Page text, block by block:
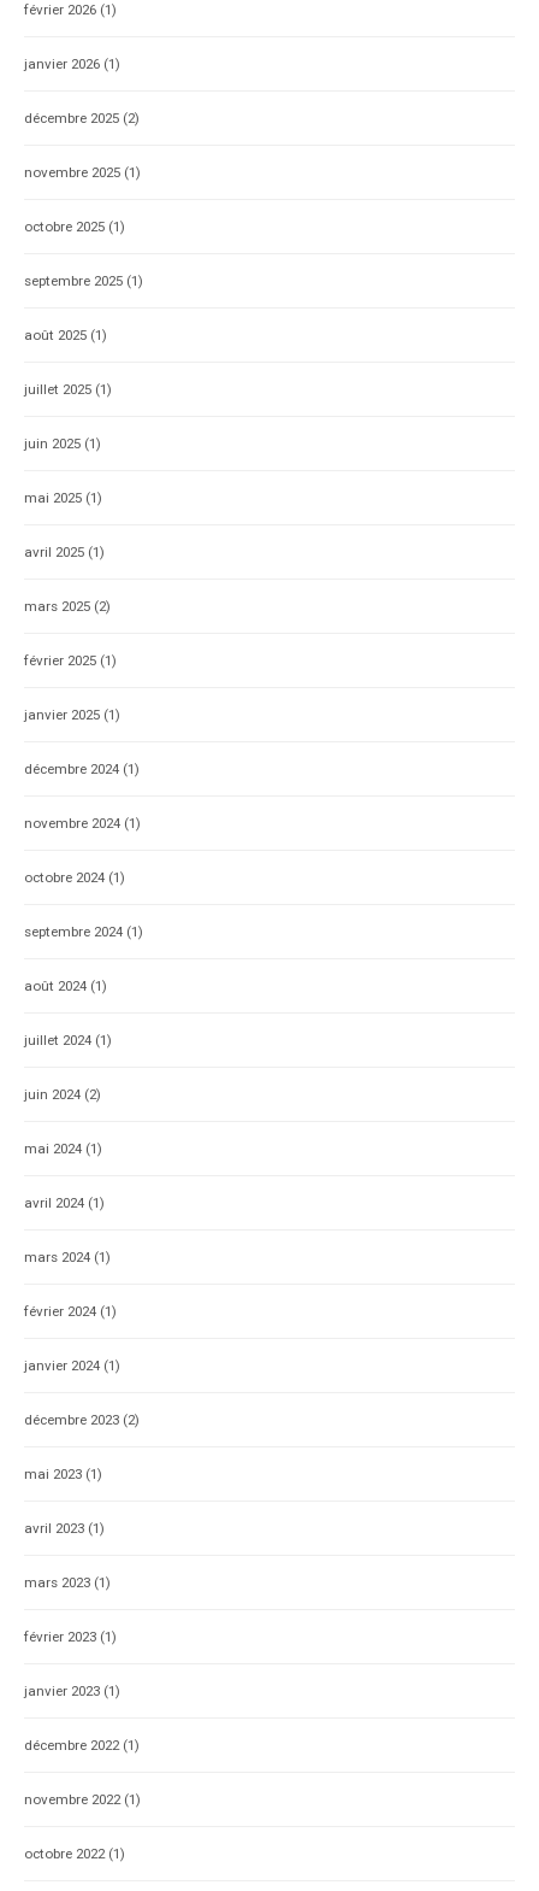
février 2026 (1)
janvier 2026 (1)
décembre 2025 (2)
novembre 2025 (1)
octobre 2025 (1)
septembre 2025 (1)
août 2025 (1)
juillet 2025 (1)
juin 2025 (1)
mai 2025 (1)
avril 2025 (1)
mars 2025 (2)
février 2025 (1)
janvier 2025 (1)
décembre 2024 (1)
novembre 2024 (1)
octobre 2024 (1)
septembre 2024 (1)
août 2024 (1)
juillet 2024 (1)
juin 2024 (2)
mai 2024 (1)
avril 2024 (1)
mars 2024 (1)
février 2024 (1)
janvier 2024 (1)
décembre 2023 (2)
mai 2023 (1)
avril 2023 (1)
mars 2023 (1)
février 2023 (1)
janvier 2023 (1)
décembre 2022(1)
novembre 2022(1)
octobre 2022(1)